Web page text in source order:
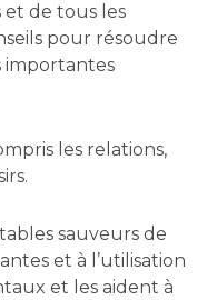
et de tous les
pour résoudre
importantes
les relations,
sauveurs de
et à l’utilisation
et les aident à